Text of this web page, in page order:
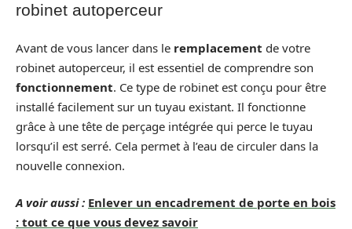
robinet autoperceur
Avant de vous lancer dans le remplacement de votre
robinet autoperceur, il est essentiel de comprendre son
fonctionnement. Ce type de robinet est conçu pour être
installé facilement sur un tuyau existant. Il fonctionne
grâce à une tête de perçage intégrée qui perce le tuyau
lorsqu’il est serré. Cela permet à l’eau de circuler dans la
nouvelle connexion.
A voir aussi : Enlever un encadrement de porte en bois
: tout ce que vous devez savoir